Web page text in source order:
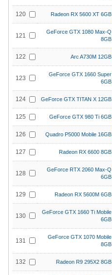
120 Radeon RX 5600 XT 6GB
121
GeForce GTX 1080 Max-Q
8GB
122 Arc A730M 12GB
123
GeForce GTX 1660 Super
6GB
124 GeForce GTX TITAN X 12GB
125 GeForce GTX 980 Ti 6GB
126 Quadro P5000 Mobile 16GB
127 Radeon RX 6600 8GB
128
GeForce RTX 2060 Max-Q
6GB
129 Radeon RX 5600M 6GB
130
GeForce GTX 1660 Ti Mobile
6GB
131
GeForce GTX 1070 Mobile
8GB
132 Radeon R9 295X2 8GB